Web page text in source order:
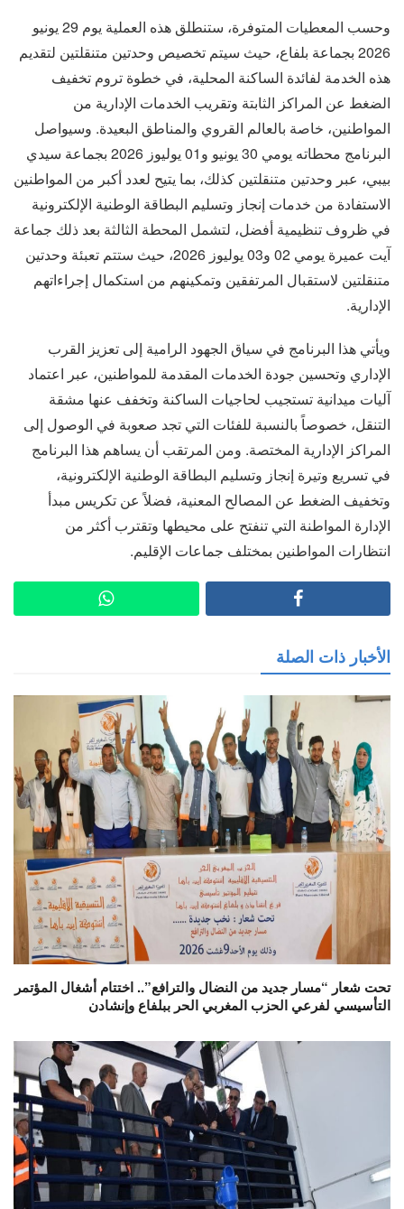
وحسب المعطيات المتوفرة، ستنطلق هذه العملية يوم 29 يونيو
2026 بجماعة بلفاع، حيث سيتم تخصيص وحدتين متنقلتين لتقديم
هذه الخدمة لفائدة الساكنة المحلية، في خطوة تروم تخفيف
الضغط عن المراكز الثابتة وتقريب الخدمات الإدارية من
المواطنين، خاصة بالعالم القروي والمناطق البعيدة. وسيواصل
البرنامج محطاته يومي 30 يونيو و01 يوليوز 2026 بجماعة سيدي
بيبي، عبر وحدتين متنقلتين كذلك، بما يتيح لعدد أكبر من المواطنين
الاستفادة من خدمات إنجاز وتسليم البطاقة الوطنية الإلكترونية
في ظروف تنظيمية أفضل، لتشمل المحطة الثالثة بعد ذلك جماعة
آيت عميرة يومي 02 و03 يوليوز 2026، حيث ستتم تعبئة وحدتين
متنقلتين لاستقبال المرتفقين وتمكينهم من استكمال إجراءاتهم
الإدارية.
ويأتي هذا البرنامج في سياق الجهود الرامية إلى تعزيز القرب
الإداري وتحسين جودة الخدمات المقدمة للمواطنين، عبر اعتماد
آليات ميدانية تستجيب لحاجيات الساكنة وتخفف عنها مشقة
التنقل، خصوصاً بالنسبة للفئات التي تجد صعوبة في الوصول إلى
المراكز الإدارية المختصة. ومن المرتقب أن يساهم هذا البرنامج
في تسريع وتيرة إنجاز وتسليم البطاقة الوطنية الإلكترونية،
وتخفيف الضغط عن المصالح المعنية، فضلاً عن تكريس مبدأ
الإدارة المواطنة التي تنفتح على محيطها وتقترب أكثر من
انتظارات المواطنين بمختلف جماعات الإقليم.
الأخبار ذات الصلة
تحت شعار “مسار جديد من النضال والترافع”.. اختتام أشغال المؤتمر
التأسيسي لفرعي الحزب المغربي الحر ببلفاع وإنشادن